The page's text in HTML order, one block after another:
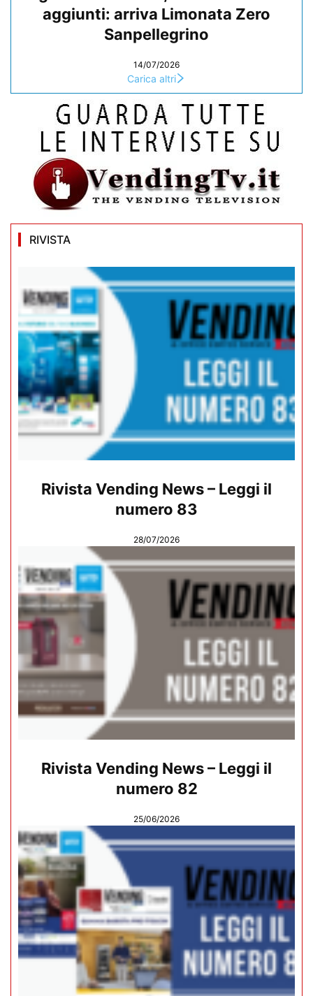
aggiunti: arriva Limonata Zero
Sanpellegrino
14/07/2026
Carica altri
RIVISTA
Rivista Vending News – Leggi il
numero 83
28/07/2026
Rivista Vending News – Leggi il
numero 82
25/06/2026